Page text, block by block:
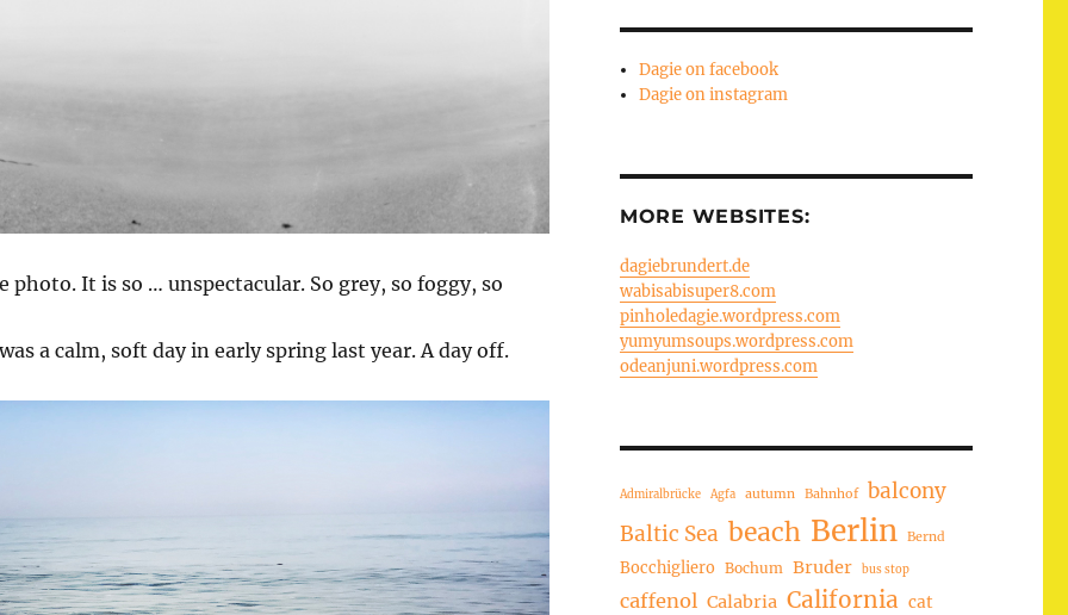
It is so … unspectacular. So grey, so foggy, so
a calm, soft day in early spring last year. A day off.
Dagie on facebook
Dagie on instagram
MORE WEBSITES:
dagiebrundert.de
wabisabisuper8.com
pinholedagie.wordpress.com
yumyumsoups.wordpress.com
odeanjuni.wordpress.com
Admiralbrücke Agfa autumn Bahnhof balcony
Baltic Sea beach Berlin Bernd
Bocchigliero Bochum Bruder bus stop
caffenol Calabria California cat